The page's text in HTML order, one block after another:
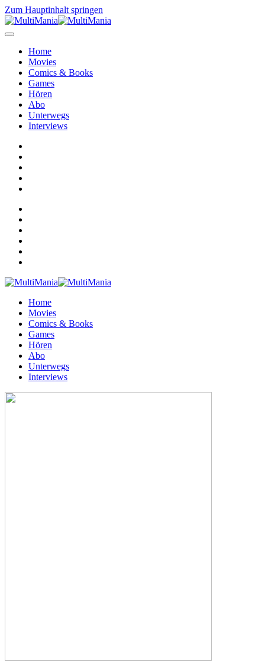
Zum Hauptinhalt springen
Home
Movies
Comics & Books
Games
Hören
Abo
Unterwegs
Interviews
Home
Movies
Comics & Books
Games
Hören
Abo
Unterwegs
Interviews